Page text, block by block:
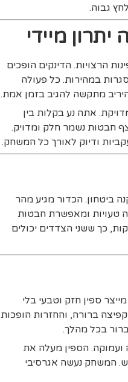
גבוה.
מיידי
הרצויות. הדינקים הופכים
במהירות. כל פעולה
מתקשה להגיב בזמן אמת.
אתה נע בקלות בין
חבטות נשמר חלק ומדויק.
ודיוק לאורך כל המשחק.
ביטחון. הכדור מגיע מהר
טעויות ומאפשרת חבטות
כך ששני הצדדים יכולים
ספין חזק וטבעי בלי
ברורה, והחזרות הופכות
בכל מהלך.
הספין מעלה את
המשחק נעשה אגרסיבי